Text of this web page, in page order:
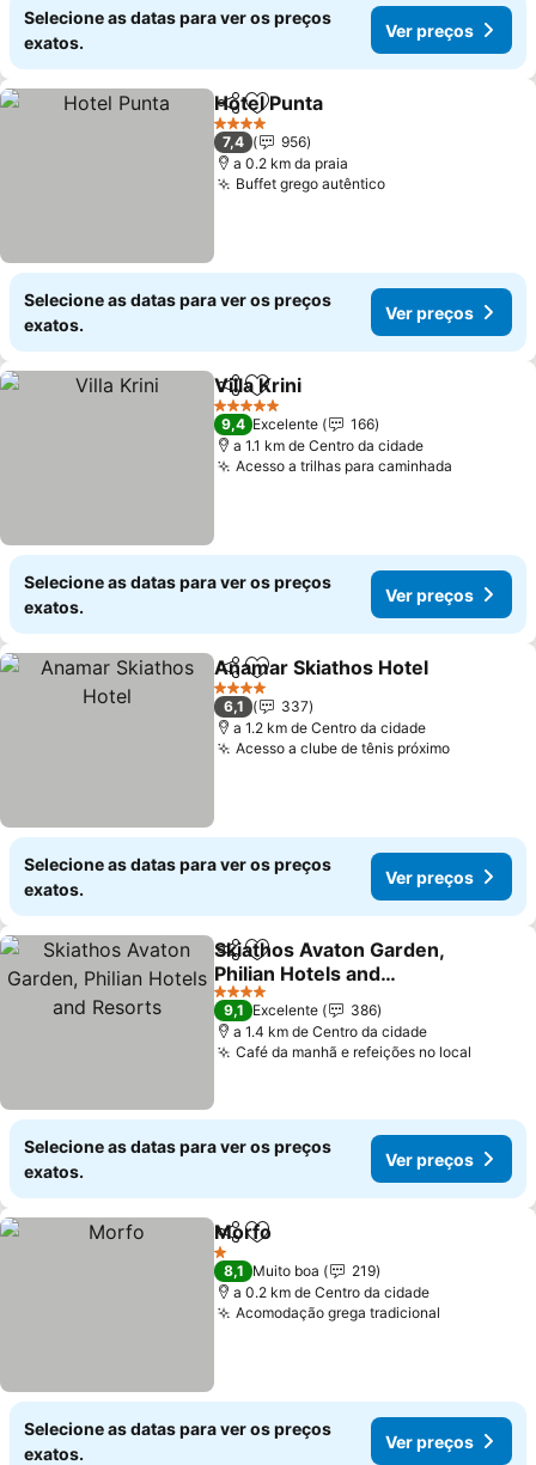
Selecione as datas para ver os preços
exatos.
Ver preços
PartilharAdicionar aos favoritos
Hotel Punta
4 Estrelas
7,4
956
a 0.2 km da praia
Buffet grego autêntico
Selecione as datas para ver os preços
exatos.
Ver preços
PartilharAdicionar aos favoritos
Villa Krini
5 Estrelas
9,4 Excelente
166
a 1.1 km de Centro da cidade
Acesso a trilhas para caminhada
Selecione as datas para ver os preços
exatos.
Ver preços
PartilharAdicionar aos favoritos
Anamar Skiathos Hotel
4 Estrelas
6,1
337
a 1.2 km de Centro da cidade
Acesso a clube de tênis próximo
Selecione as datas para ver os preços
exatos.
Ver preços
PartilharAdicionar aos favoritos
Skiathos Avaton Garden,
Philian Hotels and
Resorts
4 Estrelas
9,1 Excelente
386
a 1.4 km de Centro da cidade
Café da manhã e refeições no local
Selecione as datas para ver os preços
exatos.
Ver preços
PartilharAdicionar aos favoritos
Morfo
1 Estrelas
8,1 Muito boa
219
a 0.2 km de Centro da cidade
Acomodação grega tradicional
Selecione as datas para ver os preços
exatos.
Ver preços